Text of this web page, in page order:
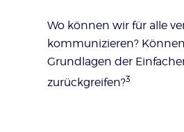
Wo können wir für alle
kommunizieren?
Grundlagen der
zurückgreifen?3